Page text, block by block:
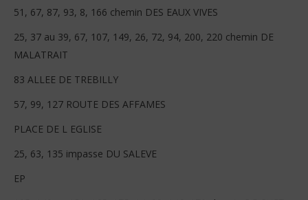
51, 67, 87, 93, 8, 166 chemin DES EAUX VIVES
25, 37 au 39, 67, 107, 149, 26, 72, 94, 200, 220 chemin DE
MALATRAIT
83 ALLEE DE TREBILLY
57, 99, 127 ROUTE DES AFFAMES
PLACE DE L EGLISE
25, 63, 135 impasse DU SALEVE
EP